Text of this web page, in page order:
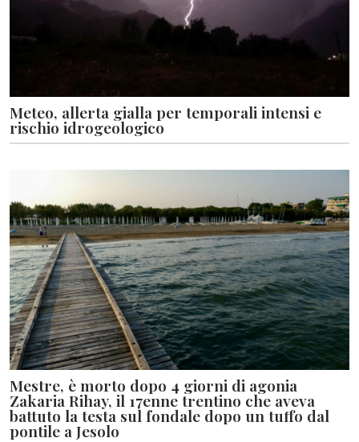
Meteo, allerta gialla per temporali intensi e
rischio idrogeologico
Mestre, è morto dopo 4 giorni di agonia
Zakaria Rihay, il 17enne trentino che aveva
battuto la testa sul fondale dopo un tuffo dal
pontile a Jesolo